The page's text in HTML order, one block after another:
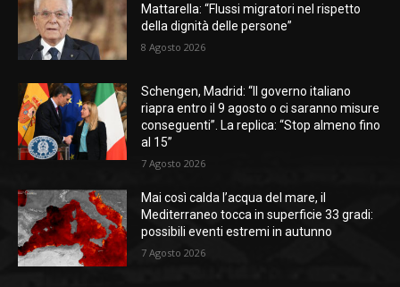
Mattarella: “Flussi migratori nel rispetto
della dignità delle persone”
8 Agosto 2026
Schengen, Madrid: “Il governo italiano
riapra entro il 9 agosto o ci saranno misure
conseguenti”. La replica: “Stop almeno fino
al 15”
7 Agosto 2026
Mai così calda l’acqua del mare, il
Mediterraneo tocca in superficie 33 gradi:
possibili eventi estremi in autunno
7 Agosto 2026